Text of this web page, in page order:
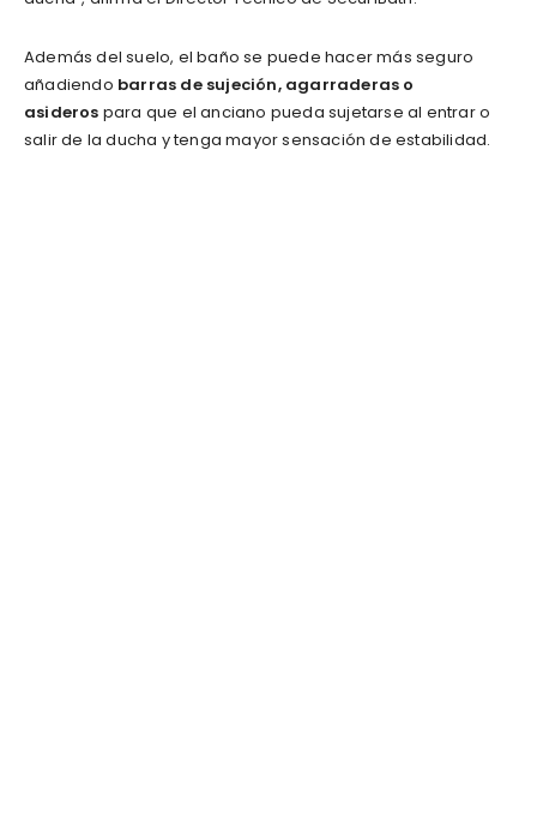
Además del suelo, el baño se puede hacer más seguro
añadiendo barras de sujeción, agarraderas o
asideros para que el anciano pueda sujetarse al entrar o
salir de la ducha y tenga mayor sensación de estabilidad.